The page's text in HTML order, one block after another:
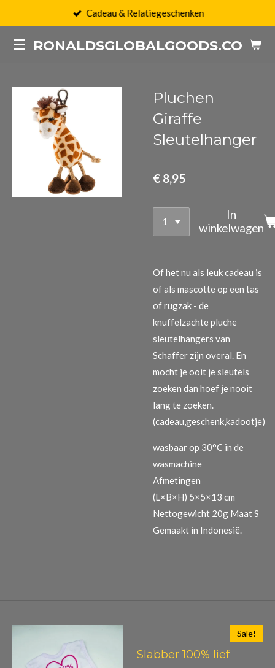
naar
RONALDSGLOBALGOODS.COM
Cadeau & Relatiegeschenken
Pluchen
Giraffe
Sleutelhanger
€ 8,95
In
winkelwagen
Of het nu als leuk cadeau is
of als mascotte op een tas
of rugzak - de
knuffelzachte pluche
sleutelhangers van
Schaffer zijn overal. En
mocht je ooit je sleutels
zoeken dan hoef je nooit
lang te zoeken.
(cadeau,geschenk,kadootje)
wasbaar op 30°C in de
wasmachine
Afmetingen
(L×B×H) 5×5×13 cm
Nettogewicht 20g Maat S
Gemaakt in Indonesië.
Sale!
Slabber 100% lief